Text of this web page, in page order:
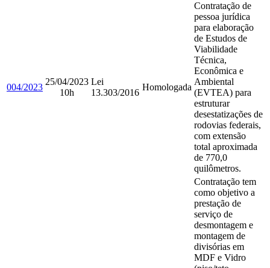
004/2023
25/04/2023
10h
Lei
13.303/2016
Homologada
Contratação de
pessoa jurídica
para elaboração
de Estudos de
Viabilidade
Técnica,
Econômica e
Ambiental
(EVTEA) para
estruturar
desestatizações de
rodovias federais,
com extensão
total aproximada
de 770,0
quilômetros.
Contratação tem
como objetivo a
prestação de
serviço de
desmontagem e
montagem de
divisórias em
MDF e Vidro